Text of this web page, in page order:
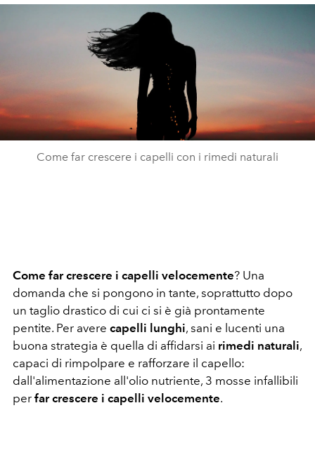
Come far crescere i capelli con i rimedi naturali
Come far crescere i capelli velocemente? Una
domanda che si pongono in tante, soprattutto dopo
un taglio drastico di cui ci si è già prontamente
pentite. Per avere capelli lunghi, sani e lucenti una
buona strategia è quella di affidarsi ai rimedi naturali,
capaci di rimpolpare e rafforzare il capello:
dall'alimentazione all'olio nutriente, 3 mosse infallibili
per far crescere i capelli velocemente.